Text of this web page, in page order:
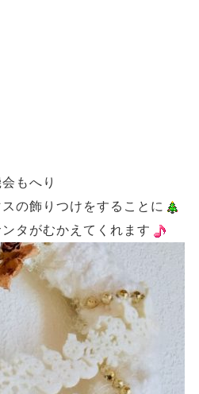
もへり
の飾りつけをすることに
タがむかえてくれます